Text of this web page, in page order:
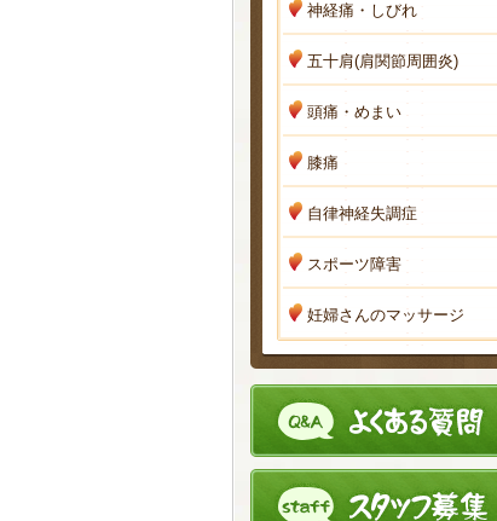
神経痛・しびれ
五十肩(肩関節周囲炎)
頭痛・めまい
膝痛
自律神経失調症
スポーツ障害
妊婦さんのマッサージ